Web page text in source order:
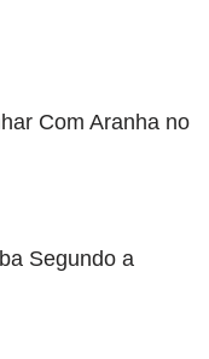
Com Aranha no
Segundo a